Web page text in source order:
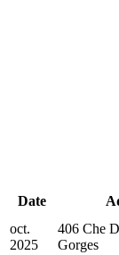
Date
oct.
2025
406 Che
Gorges